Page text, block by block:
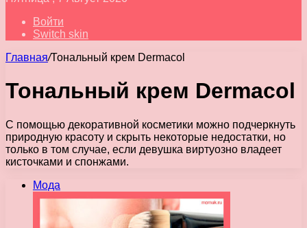
Войти
Switch skin
Главная/Тональный крем Dermacol
Тональный крем Dermacol
С помощью декоративной косметики можно подчеркнуть
природную красоту и скрыть некоторые недостатки, но
только в том случае, если девушка виртуозно владеет
кисточками и спонжами.
Мода